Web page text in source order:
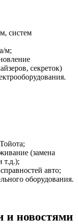
систем
м;
секреток)
(замена
т.д.);
авто;
оборудования.
и новостями